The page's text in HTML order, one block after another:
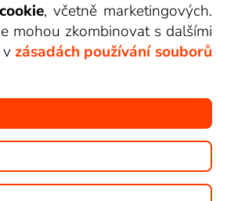
, včetně marketingových.
mohou zkombinovat s dalšími
v zásadách používání souborů